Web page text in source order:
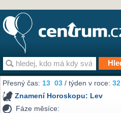
Přesný čas:13 03 / týden v roce:32
Znamení Horoskopu: Lev
Fáze měsíce: